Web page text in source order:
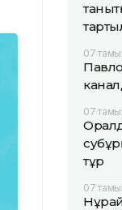
07
07
тұр
07
Нұрай